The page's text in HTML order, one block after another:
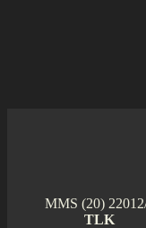
MMS (20)
TLK